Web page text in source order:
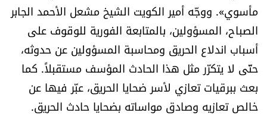
الرياضة
منوّعات
حظّك اليوم
مأسوي». ووجّه أمير الكويت الشيخ مشعل الأحمد الجابر
الصباح، المسؤولين، بالمتابعة الفورية للوقوف على
أسباب اندلاع الحريق ومحاسبة المسؤولين عن حدوثه،
حتّى لا يتكرّر مثل هذا الحادث المؤسف مستقبلاً. كما
بعث ببرقيات تعازي لأسر ضحايا الحريق، عبّر فيها عن
خالص تعازيه وصادق مواساته بضحايا حادث الحريق.